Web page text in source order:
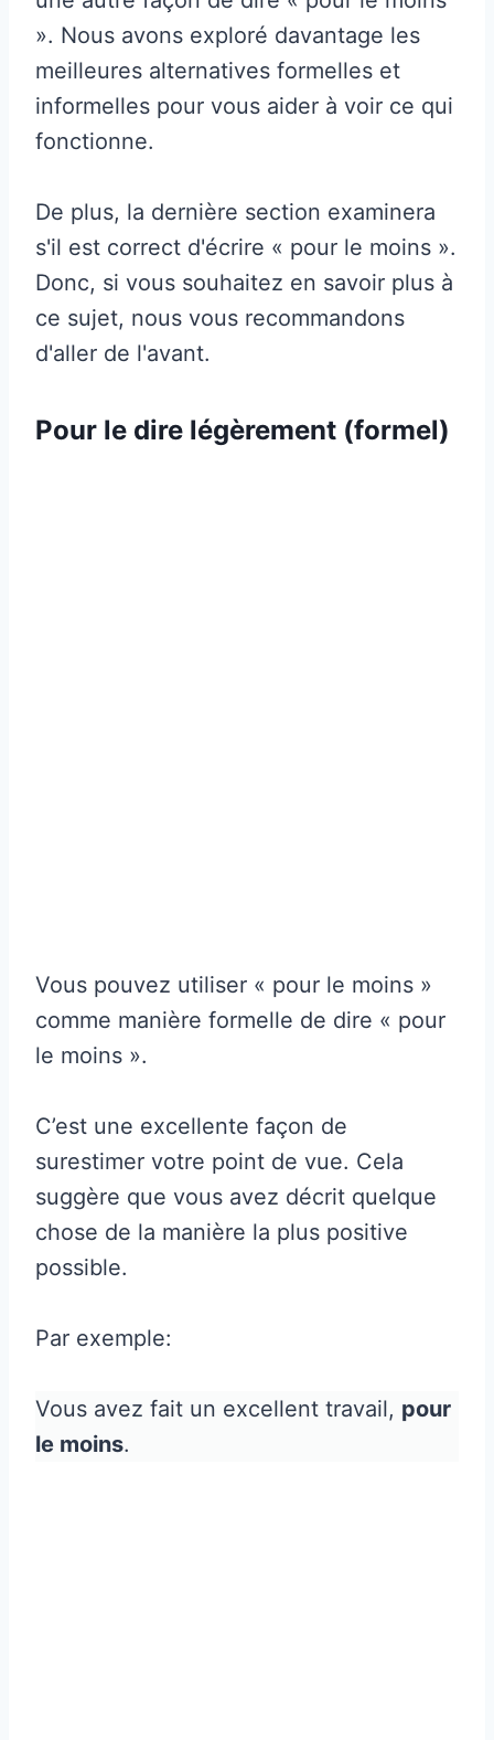
». Nous avons exploré davantage les
meilleures alternatives formelles et
informelles pour vous aider à voir ce qui
fonctionne.
De plus, la dernière section examinera
s'il est correct d'écrire « pour le moins ».
Donc, si vous souhaitez en savoir plus à
ce sujet, nous vous recommandons
d'aller de l'avant.
Pour le dire légèrement (formel)
Vous pouvez utiliser « pour le moins »
comme manière formelle de dire « pour
le moins ».
C’est une excellente façon de
surestimer votre point de vue. Cela
suggère que vous avez décrit quelque
chose de la manière la plus positive
possible.
Par exemple:
Vous avez fait un excellent travail, pour
le moins.